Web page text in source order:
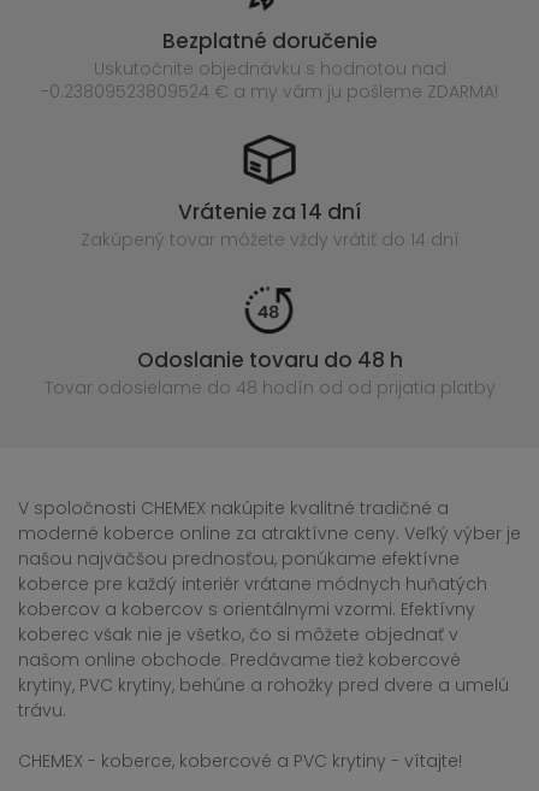
Bezplatné doručenie
Uskutočnite objednávku s hodnotou nad
-0.23809523809524 € a my vám ju pošleme ZDARMA!
Vrátenie za 14 dní
Zakúpený tovar môžete vždy vrátiť do 14 dní
Odoslanie tovaru do 48 h
Tovar odosielame do 48 hodín od od prijatia platby
V spoločnosti CHEMEX nakúpite kvalitné tradičné a
moderné koberce online za atraktívne ceny. Veľký výber je
našou najväčšou prednosťou, ponúkame efektívne
koberce pre každý interiér vrátane módnych huňatých
kobercov a kobercov s orientálnymi vzormi. Efektívny
koberec však nie je všetko, čo si môžete objednať v
našom online obchode. Predávame tiež kobercové
krytiny, PVC krytiny, behúne a rohožky pred dvere a umelú
trávu.
CHEMEX - koberce, kobercové a PVC krytiny - vítajte!